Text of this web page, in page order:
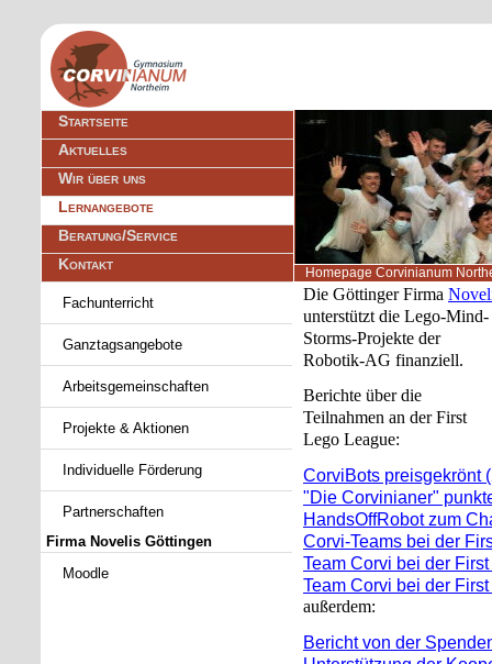
Navigation
überspringen
Startseite
Aktuelles
Wir über uns
Lernangebote
Beratung/Service
Kontakt
Homepage Corvinianum
Die Göttinger Firma
unterstützt die Lego-Mind-
Storms-Projekte der
Robotik-AG finanziell.
Berichte über die
Teilnahmen an der First
Lego League:
CorviBots preisgekrönt
"Die Corvinianer"
HandsOffRobot zum
Corvi-Teams bei der
Team Corvi bei der
Team Corvi bei der
außerdem:
Bericht von der
überspringen
Fachunterricht
Ganztagsangebote
Arbeitsgemeinschaften
Projekte & Aktionen
Individuelle Förderung
Partnerschaften
Firma Novelis Göttingen
Moodle